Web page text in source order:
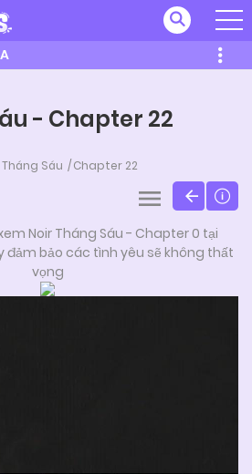
- Chapter 22
Sáu Chapter 22
Noir Tháng Sáu - Chapter 0 tại
đảm bảo các tình yêu sẽ không thất
vọng